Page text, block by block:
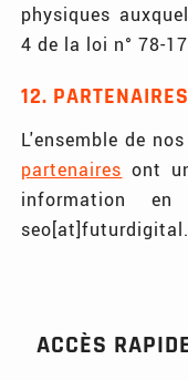
physiques
4 de la loi n° 78-
12.
L'ensemble de
partenaires ont
information
ACCÈS